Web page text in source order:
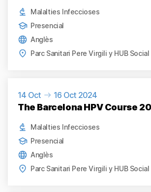
Malalties Infeccioses
Presencial
Anglès
14 Oct 16 Oct 2024
The Barcelona HPV Course
Malalties Infeccioses
Presencial
Anglès